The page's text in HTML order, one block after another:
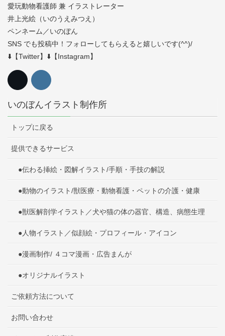
愛玩動物看護師 兼 イラストレーター
井上光絵（いのうえみつえ）
ペンネーム／いのぼん
SNS でも投稿中！フォローしてもらえると嬉しいです(^^)/
⬇️【Twitter】⬇️【Instagram】
いのぼんイラスト制作所
トップに戻る
提供できるサービス
●伝わる挿絵・図解イラスト/手順・手技の解説
●動物のイラスト/獣医療・動物看護・ペットの介護・健康
●獣医解剖学イラスト／犬や猫の体の器官、構造、病態生理
●人物イラスト／似顔絵・プロフィール・アイコン
●漫画制作/ ４コマ漫画・広告まんが
●オリジナルイラスト
ご依頼方法について
お問い合わせ